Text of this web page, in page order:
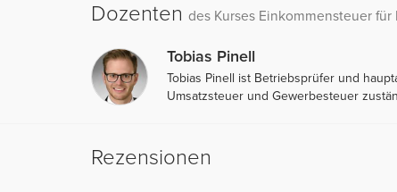
Dozenten des Kurses Einkommensteuer
Tobias Pinell
Tobias Pinell ist Betriebsprüfer und
Umsatzsteuer und Gewerbesteuer
Rezensionen